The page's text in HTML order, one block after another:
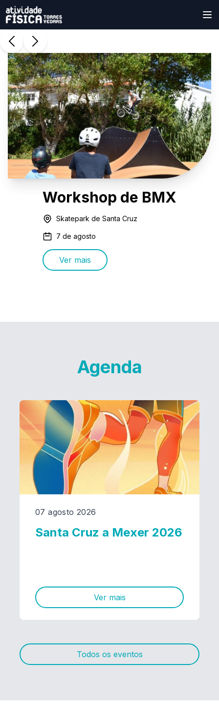
Workshop de BMX
Skatepark de Santa Cruz
7 de agosto
Ver mais
Agenda
07 agosto 2026
Santa Cruz a Mexer 2026
Ver mais
Todos os eventos